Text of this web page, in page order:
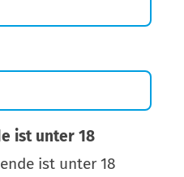
ist unter 18
ist unter 18